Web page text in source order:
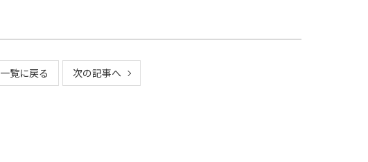
一覧に戻る 次の記事へ